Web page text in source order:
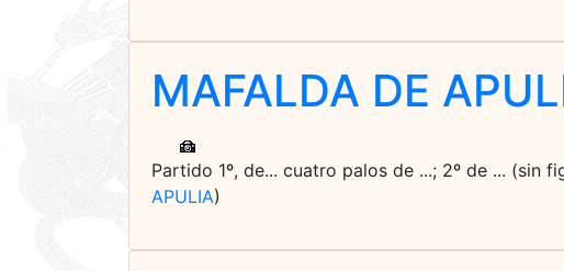
MAFALDA DE
Partido 1º, de... cuatro palos de ...; 2º de ... (sin
APULIA)